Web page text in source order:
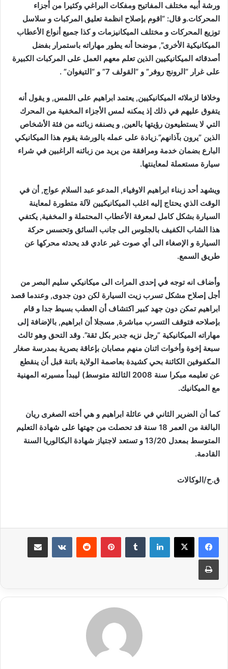
ورشة أبيه مختلف المفاتيح ومفكات البراغي وكثيرا من أجزاء
المحركات.و قال: “اقوم بإصلاح انظمة تعليق المركبات و سلاسل
توزيع المحركات و مختلف الميكانيزمات و كذا جميع أنواع الأعطاب
الميكانيكية الأخرى”, موضحا أنه يطور مهاراته باستمرار بفضل
أصدقائه الميكانيكيين الذين تعلم معهم العمل على المركبات الكبيرة
على غرار “الرونج روفر” و “القولف 7” و “التيغوان” .
وخلافا لزملائه الميكانيكيين, يعتمد ابراهيم على اللمس, و يقول أنه
يتفوق عليهم في ذلك إذ يمكنه لمس الأجزاء المخفية من المحرك
التي لا يستطيعون رؤيتها بالعين, و يصنفه زبائنه من فئة الأشخاص
الذين ”يرون بآذانهم”.زيادة على عمله بالورشة يقوم هذا الميكانيكي
البارع بضمان خدمة ومرافقة من يريد من زبائنه الراغبين في شراء
سيارة مستعملة لمعاينتها.
ويشهد أحد زبناء ابراهيم الاوفياء, المدعو عبد السلام عواج, أن في
الوقت الذي يحتاج إليه اغلب الميكانيكيين لآلة متطورة لمعاينة
السيارة بشكل كامل لمعرفة الأعطاب المحتملة و المخفية, يكتفي
هذا الشاب الكفيف بالجلوس الى جانب السائق وتحسس حركة
السيارة و الإصغاء الى أي صوت غير عادي قد يحدثه محركها عن
طريق السمع.
وأضاف انه توجه في إحدى المرات الى ميكانيكي سليم البصر من
أجل إصلاح مشكل تسرب زيت السيارة لكن دون جدوى, وعندما قصد
ابراهيم تمكن دون جهد كبير اكتشاف أن العطب بسيط جدا و قام
بإصلاحه فتوقف التسرب مباشرة, مسجلا أن ابراهيم, بالإضافة إلى
مهاراته الميكانيكية ”رجل نزيه جدير بكل ثقة”. وقد التحق وهو ثالث
سبعة إخوة وأخوات اثنان منهم مصابان بإعاقة بصرية بمدرسة صغار
المكفوفين الكائنة بحي كشيدة بعاصمة الولاية باتنة قبل أن ينقطع
عن تعليمه مبكرا سنة 2008 الثالثة متوسط) ليبدأ مسيرته المهنية
مع الميكانيك.
كما أن الضرير الثاني في عائلة ابراهيم و هي أخته الصغرى ريان
البالغة من العمر 18 سنة قد تحصلت من جهتها على شهادة التعليم
المتوسط بمعدل 13/20 و تستعد لاجتياز شهادة البكالوريا السنة
القادمة.
ق.ح/الوكالات
لينكدإن بينتيريست
طباعة